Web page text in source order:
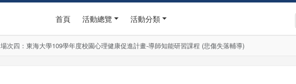
首頁 活動總覽 活動分類
場次四：東海大學109學年度校園心理健康促進計畫-導師知能研習課程 (悲傷失落輔導)